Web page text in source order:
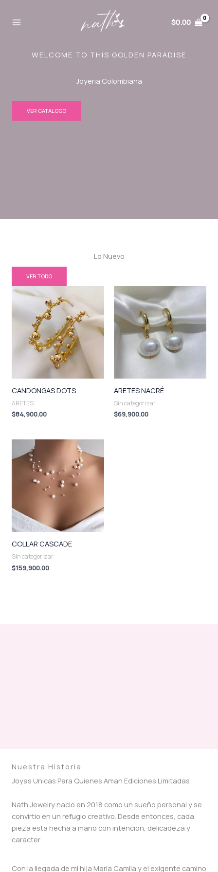
$0.00
WELCOME TO THIS GOLDEN PARADISE
Joyeria Colombiana
VER CATALOGO
Lo Nuevo
VER TODO
CANDONGAS DOTS
ARETES
$84,900.00
ARETES NACRÉ
Sin categorizar
$69,900.00
COLLAR CASCADE
Sin categorizar
$159,900.00
Nuestra Historia
Joyas Unicas Para Quienes Aman Ediciones Limitadas
Nath Jewelry nacio en 2018 como un sueño personal y se
convirtio en un refugio creativo. Desde entonces, cada
pieza esta hecha a mano con intencion, delicadeza y
caracter.
Con la llegada de mi hija Maria Camila y el exigente camino